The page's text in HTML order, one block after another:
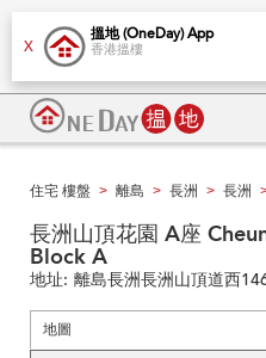
X
搵地 (OneDay) App
香港搵樓
住宅 樓盤 > 離島 > 長洲 > 長洲
長洲山頂花園 A座
Block A
地址: 離島長洲長洲山頂道西
地圖